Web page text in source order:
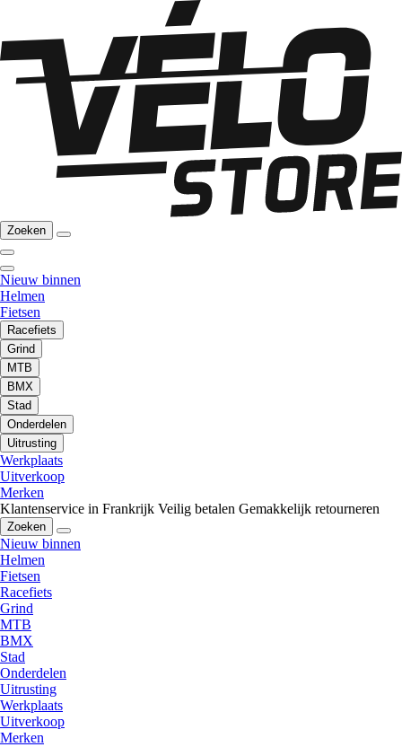
Zoeken
Nieuw binnen
Helmen
Fietsen
Racefiets
Grind
MTB
BMX
Stad
Onderdelen
Uitrusting
Werkplaats
Uitverkoop
Merken
Klantenservice in Frankrijk Veilig betalen Gemakkelijk retourneren
Zoeken
Nieuw binnen
Helmen
Fietsen
Racefiets
Grind
MTB
BMX
Stad
Onderdelen
Uitrusting
Werkplaats
Uitverkoop
Merken